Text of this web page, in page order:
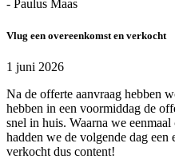
- Paulus Maas
Vlug een overeenkomst en verkocht
1 juni 2026
Na de offerte aanvraag hebben
hebben in een voormiddag de
snel in huis. Waarna we
hadden we de volgende dag een
verkocht dus content!